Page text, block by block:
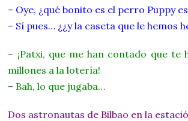
– Oye, ¿qué bonito es el perro Puppy
– Sí pues… ¿¿y la caseta que le hemos
– ¡Patxi, que me han contado que te
millones a la lotería!
– Bah, lo que jugaba…
Dos astronautas de Bilbao en la